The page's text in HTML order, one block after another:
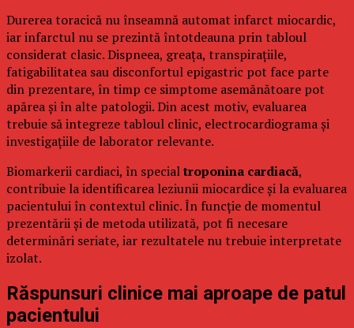
Durerea toracică nu înseamnă automat infarct miocardic,
iar infarctul nu se prezintă întotdeauna prin tabloul
considerat clasic. Dispneea, greața, transpirațiile,
fatigabilitatea sau disconfortul epigastric pot face parte
din prezentare, în timp ce simptome asemănătoare pot
apărea și în alte patologii. Din acest motiv, evaluarea
trebuie să integreze tabloul clinic, electrocardiograma și
investigațiile de laborator relevante.
Biomarkerii cardiaci, în specialtroponina cardiacă,
contribuie la identificarea leziunii miocardice și la evaluarea
pacientului în contextul clinic. În funcție de momentul
prezentării și de metoda utilizată, pot fi necesare
determinări seriate, iar rezultatele nu trebuie interpretate
izolat.
Răspunsuri clinice mai aproape de patul
pacientului